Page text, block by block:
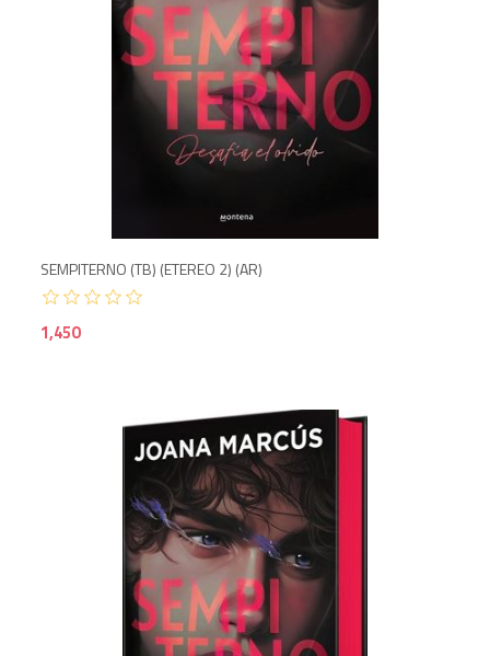
SEMPITERNO (TB) (ETEREO 2) (AR)
1,450